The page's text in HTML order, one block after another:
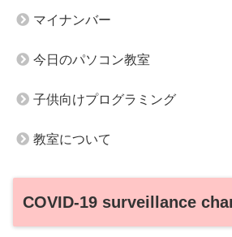
マイナンバー
今日のパソコン教室
子供向けプログラミング
教室について
COVID-19 surveillance